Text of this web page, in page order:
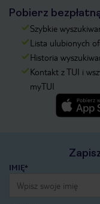
Pobierz
Szybkie
Lista ulubionych
Historia
Kontakt z TUI i
myTUI
IMIĘ*